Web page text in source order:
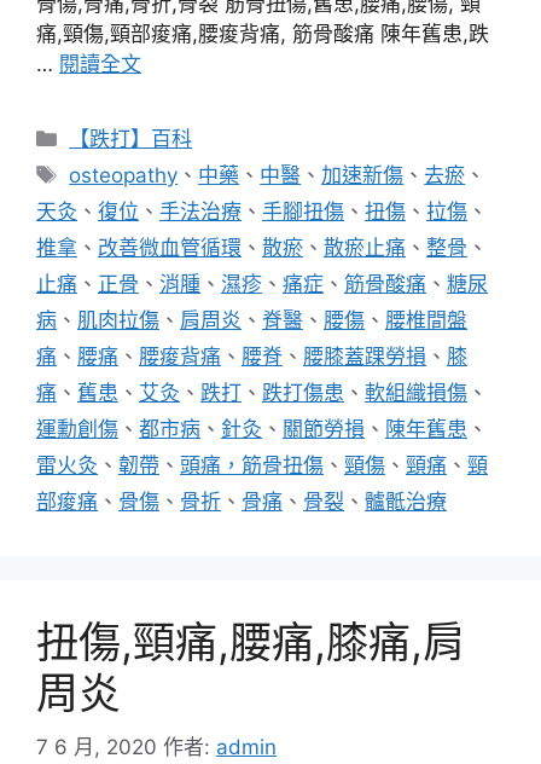
痛,頸傷,頸部痠痛,腰痠背痛, 筋骨酸痛 陳年舊患,跌
… 閱讀全文
分
類
【跌打】百科
標
籤
osteopathy 、 中藥 、 中醫 、加速新傷 、去瘀 、
天灸 、 復位 、 手法治療 、 手腳扭傷 、 扭傷 、 拉傷 、
推拿 、 改善微血管循環 、 散瘀 、 散瘀止痛 、 整骨 、
止痛 、 正骨 、 消腫 、 濕疹 、 痛症 、 筋骨酸痛 、 糖尿
病 、 肌肉拉傷 、 肩周炎 、 脊醫 、 腰傷 、 腰椎間盤
痛 、 腰痛 、 腰痠背痛 、 腰脊 、 腰膝蓋踝勞損 、 膝
痛 、 舊患 、 艾灸 、 跌打 、 跌打傷患 、 軟組織損傷 、
運勳創傷 、 都市病 、 針灸 、 關節勞損 、 陳年舊患 、
雷火灸 、 韌帶 、 頭痛，筋骨扭傷 、 頸傷 、 頸痛 、 頸
部痠痛 、 骨傷 、 骨折 、 骨痛 、 骨裂 、 髗骶治療
扭傷,頸痛,腰痛,膝痛,肩
周炎
7 6 月, 2020 作者: admin